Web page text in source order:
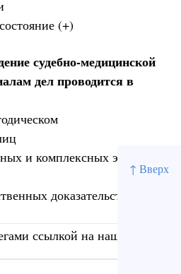
↑ Вверх
(+)
судебно-медицинской
дел проводится в
и комплексных экспертиз
доказательств
ссылкой на наш сайт